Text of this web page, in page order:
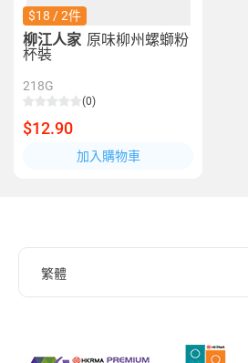
$18 / 2件
柳江人家 原味柳州螺螄粉
杯裝
218G
(0)
$12.90
加入購物車